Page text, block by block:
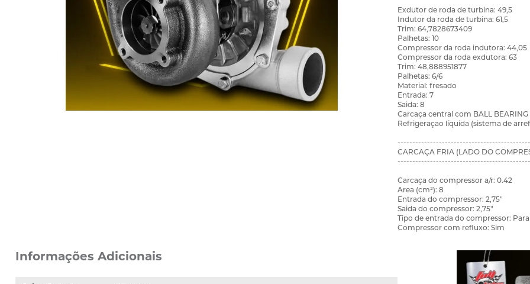
Exdutor de roda de turbina: 49,5
Indutor da roda de turbina: 61,5
Trim: 64,7828673409
Palhetas: 10
Compressor da roda indutora: 44,05
Compressor da roda exdutora: 63
Trim: 48,888951877
Palhetas: 6/6
Material: fresado
Entrada: 7
Saida: 8
Carcaça central com BALL
Refrigeraçao líquida (sistema de
CARCAÇA FRIA (LADO DO
Carcaça do compressor a/r: 0.42
Area (cm²): 8
Entrada do compressor: 2,75"
Saida do compressor: 2,75"
Tipo de entrada do compressor:
Compressor com refluxo: Sim
Informações Adicionais